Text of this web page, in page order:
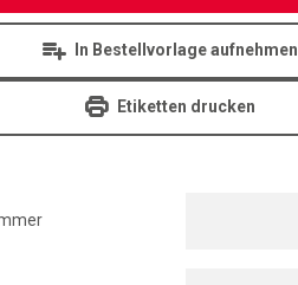
In Bestellvorlage aufnehmen
Etiketten drucken